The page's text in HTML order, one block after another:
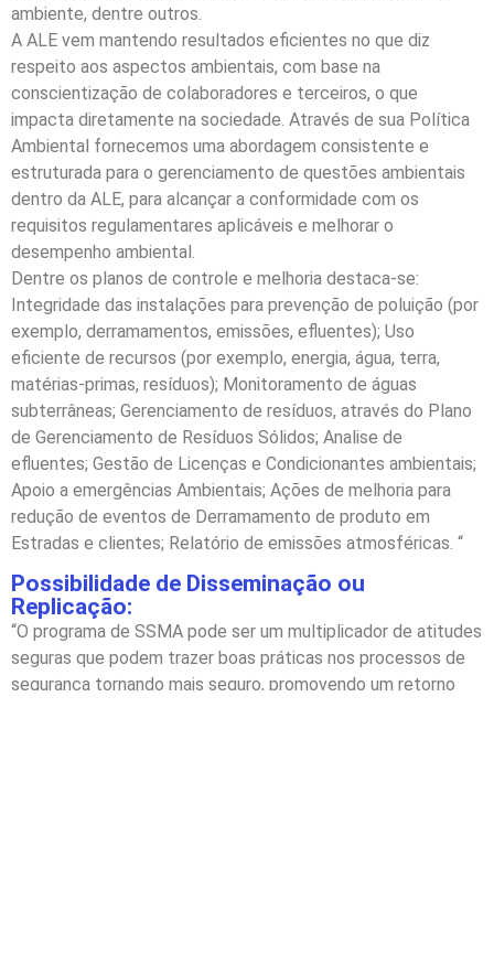
ambiente, dentre outros.
A ALE vem mantendo resultados eficientes no que diz
respeito aos aspectos ambientais, com base na
conscientização de colaboradores e terceiros, o que
impacta diretamente na sociedade. Através de sua Política
Ambiental fornecemos uma abordagem consistente e
estruturada para o gerenciamento de questões ambientais
dentro da ALE, para alcançar a conformidade com os
requisitos regulamentares aplicáveis e melhorar o
desempenho ambiental.
Dentre os planos de controle e melhoria destaca-se:
Integridade das instalações para prevenção de poluição (por
exemplo, derramamentos, emissões, efluentes); Uso
eficiente de recursos (por exemplo, energia, água, terra,
matérias-primas, resíduos); Monitoramento de águas
subterrâneas; Gerenciamento de resíduos, através do Plano
de Gerenciamento de Resíduos Sólidos; Analise de
efluentes; Gestão de Licenças e Condicionantes ambientais;
Apoio a emergências Ambientais; Ações de melhoria para
redução de eventos de Derramamento de produto em
Estradas e clientes; Relatório de emissões atmosféricas. “
Possibilidade de Disseminação ou
Replicação:
“O programa de SSMA pode ser um multiplicador de atitudes
seguras que podem trazer boas práticas nos processos de
segurança tornando mais seguro, promovendo um retorno